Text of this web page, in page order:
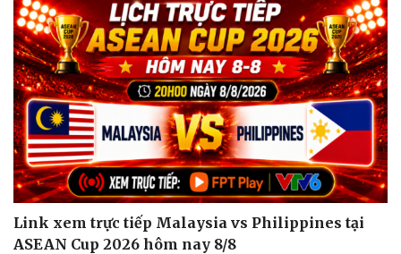
Link xem trực tiếp Malaysia vs Philippines tại
ASEAN Cup 2026 hôm nay 8/8